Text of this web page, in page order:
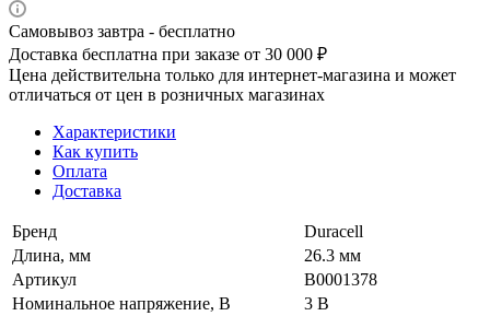
Самовывоз завтра - бесплатно
Доставка бесплатна при заказе от 30 000 ₽
Цена действительна только для интернет-магазина и может
отличаться от цен в розничных магазинах
Характеристики
Как купить
Оплата
Доставка
Бренд
Duracell
Длина, мм
26.3 мм
Артикул
B0001378
Номинальное напряжение, В
3 В